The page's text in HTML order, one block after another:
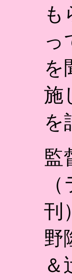
も
っ
を
施
を
監
刊
野
＆